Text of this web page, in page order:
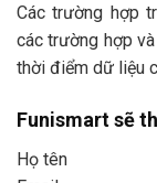
Các trường hợp
các trường hợp
thời điểm dữ liệu
Funismart sẽ
Họ tên